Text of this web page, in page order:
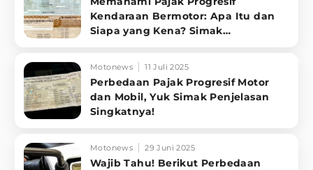
Kendaraan Bermotor: Apa Itu dan
Siapa yang Kena? Simak
Motonews 11 Juli 2025
Perbedaan Pajak Progresif Motor
dan Mobil, Yuk Simak Penjelasan
Singkatnya!
Motonews 29 Juni 2025
Wajib Tahu! Berikut Perbedaan